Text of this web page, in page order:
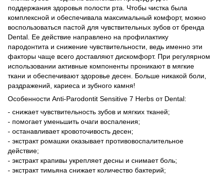
поддержания здоровья полости рта. Чтобы чистка была
комплексной и обеспечивала максимальный комфорт, можно
воспользоваться пастой для чувствительных зубов от бренда
Dental. Ее действие направлено на профилактику
пародонтита и снижение чувствительности, ведь именно эти
факторы чаще всего доставляют дискомфорт. При регулярном
использовании активные компоненты проникают в мягкие
ткани и обеспечивают здоровье десен. Больше никакой боли,
раздражений, кариеса и зубного камня!
Особенности Anti-Parodontit Sensitive 7 Herbs от Dental:
- снижает чувствительность зубов и мягких тканей;
- помогает уменьшить очаги воспаления;
- останавливает кровоточивость десен;
- экстракт ромашки оказывает противовоспалительное
действие;
- экстракт крапивы укрепляет десны и снимает боль;
- экстракт тимьяна снижает количество бактерий;